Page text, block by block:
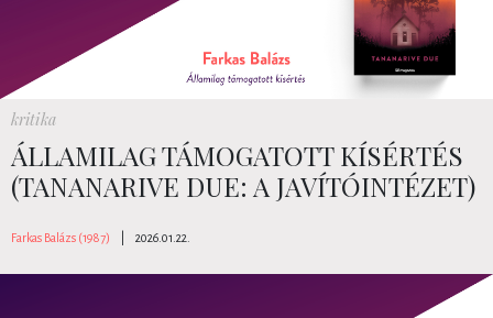
kritika
ÁLLAMILAG TÁMOGATOTT KÍSÉRTÉS
(TANANARIVE DUE: A JAVÍTÓINTÉZET)
Farkas Balázs (1987) 2026.01.22.